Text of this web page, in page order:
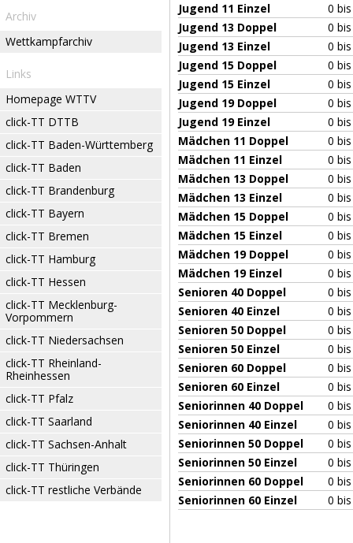
Archiv
Wettkampfarchiv
Links
Homepage WTTV
click-TT DTTB
click-TT Baden-Württemberg
click-TT Baden
click-TT Brandenburg
click-TT Bayern
click-TT Bremen
click-TT Hamburg
click-TT Hessen
click-TT Mecklenburg-
Vorpommern
click-TT Niedersachsen
click-TT Rheinland-
Rheinhessen
click-TT Pfalz
click-TT Saarland
click-TT Sachsen-Anhalt
click-TT Thüringen
click-TT restliche Verbände
Jugend 11 Einzel
0
Jugend 13 Doppel
0
Jugend 13 Einzel
0
Jugend 15 Doppel
0
Jugend 15 Einzel
0
Jugend 19 Doppel
0
Jugend 19 Einzel
0
Mädchen 11 Doppel
0
Mädchen 11 Einzel
0
Mädchen 13 Doppel
0
Mädchen 13 Einzel
0
Mädchen 15 Doppel
0
Mädchen 15 Einzel
0
Mädchen 19 Doppel
0
Mädchen 19 Einzel
0
Senioren 40 Doppel
0
Senioren 40 Einzel
0
Senioren 50 Doppel
0
Senioren 50 Einzel
0
Senioren 60 Doppel
0
Senioren 60 Einzel
0
Seniorinnen 40 Doppel
0
Seniorinnen 40 Einzel
0
Seniorinnen 50 Doppel
0
Seniorinnen 50 Einzel
0
Seniorinnen 60 Doppel
0
Seniorinnen 60 Einzel
0